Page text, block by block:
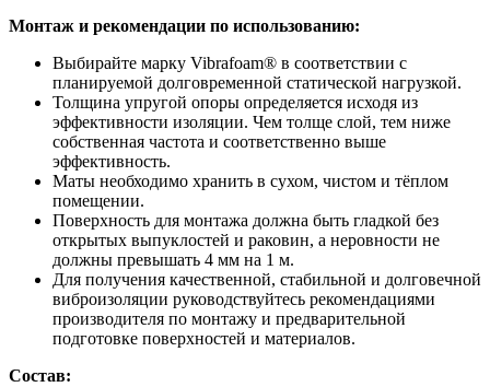
Монтаж и рекомендации по использованию:
Выбирайте марку Vibrafoam® в соответствии с
планируемой долговременной статической нагрузкой.
Толщина упругой опоры определяется исходя из
эффективности изоляции. Чем толще слой, тем ниже
собственная частота и соответственно выше
эффективность.
Маты необходимо хранить в сухом, чистом и тёплом
помещении.
Поверхность для монтажа должна быть гладкой без
открытых выпуклостей и раковин, а неровности не
должны превышать 4 мм на 1 м.
Для получения качественной, стабильной и долговечной
виброизоляции руководствуйтесь рекомендациями
производителя по монтажу и предварительной
подготовке поверхностей и материалов.
Состав: